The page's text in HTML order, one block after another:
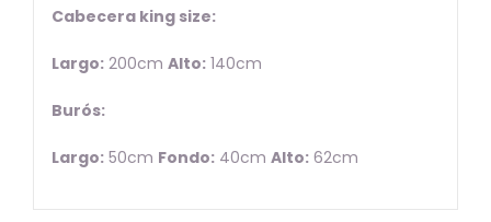
Cabecera king size:
Largo:200cm Alto:140cm
Burós:
Largo:50cm Fondo:40cm Alto:62cm